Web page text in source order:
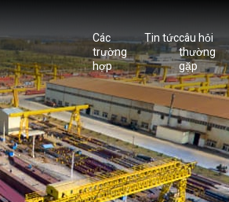
Các
trường
hợp
Tin tứccâu hỏi
thường
gặp